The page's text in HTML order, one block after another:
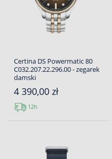
Certina DS Powermatic 80
C032.207.22.296.00 - zegarek
damski
4 390,00 zł
12h